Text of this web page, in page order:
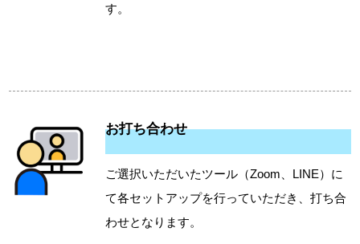
す。
お打ち合わせ
ご選択いただいたツール（Zoom、LINE）に
て各セットアップを行っていただき、打ち合
わせとなります。